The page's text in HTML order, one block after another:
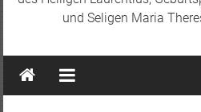
und Seligen Maria